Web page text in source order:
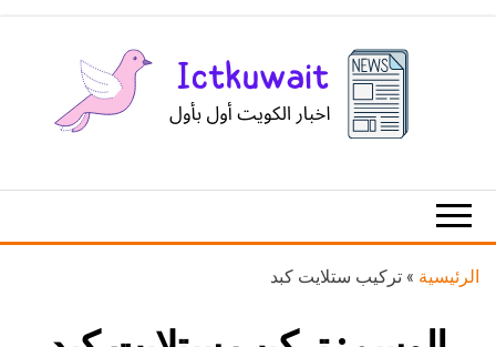
الكويت
الرئيسية » تركيب ستلايت كبد